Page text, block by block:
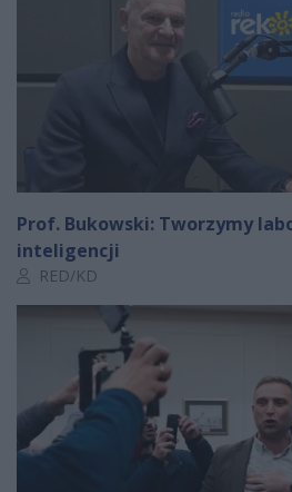
Prof. Bukowski: Tworzymy
inteligencji
Autor artykułu:
RED/KD